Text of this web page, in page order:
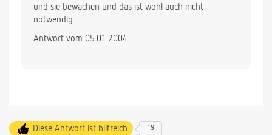
und sie bewachen und das ist wohl auch nicht
notwendig.
Antwort vom 05.01.2004
Diese Antwort ist hilfreich 19